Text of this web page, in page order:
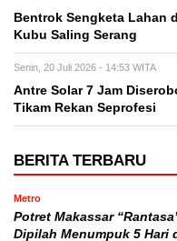
Bentrok Sengketa Lahan
Kubu Saling Serang
Senin, 20 Juli 2026 - 14:53 WITA
Antre Solar 7 Jam
Tikam Rekan Seprofesi
BERITA TERBARU
Metro
Potret Makassar
Dipilah Menumpuk 5 Hari